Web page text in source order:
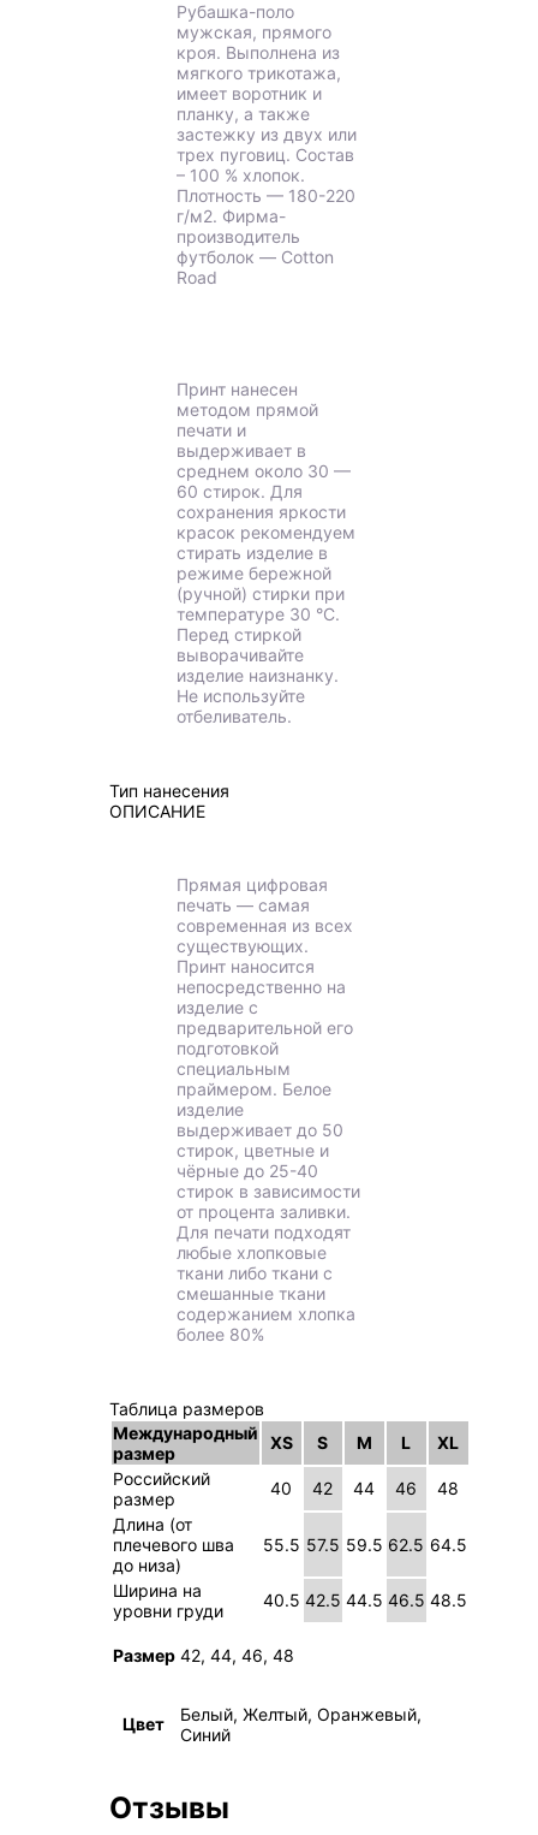
Рубашка-поло
мужская, прямого
кроя. Выполнена из
мягкого трикотажа,
имеет воротник и
планку, а также
застежку из двух или
трех пуговиц. Состав
– 100 % хлопок.
Плотность — 180-220
г/м2. Фирма-
производитель
футболок — Cotton
Road
Принт нанесен
методом прямой
печати и
выдерживает в
среднем около 30 —
60 стирок. Для
сохранения яркости
красок рекомендуем
стирать изделие в
режиме бережной
(ручной) стирки при
температуре 30 °C.
Перед стиркой
выворачивайте
изделие наизнанку.
Не используйте
отбеливатель.
Тип нанесения
ОПИСАНИЕ
Прямая цифровая
печать — самая
современная из всех
существующих.
Принт наносится
непосредственно на
изделие с
предварительной его
подготовкой
специальным
праймером. Белое
изделие
выдерживает до 50
стирок, цветные и
чёрные до 25-40
стирок в зависимости
от процента заливки.
Для печати подходят
любые хлопковые
ткани либо ткани с
смешанные ткани
содержанием хлопка
более 80%
Таблица размеров
Международный
размер
XS S M L
XL
Российский
размер
40 42 44 46
48
Длина (от
плечевого шва
до низа)
55.5 57.5 59.5 62.5 64.5
Ширина на
уровни груди
40.5 42.5 44.5 46.5 48.5
Размер 42, 44, 46, 48
Цвет
Белый, Желтый, Оранжевый,
Синий
Отзывы